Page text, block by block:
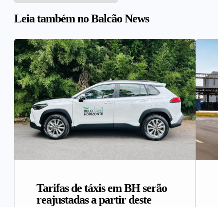
Leia também no Balcão News
Tarifas de táxis em BH serão
reajustadas a partir deste